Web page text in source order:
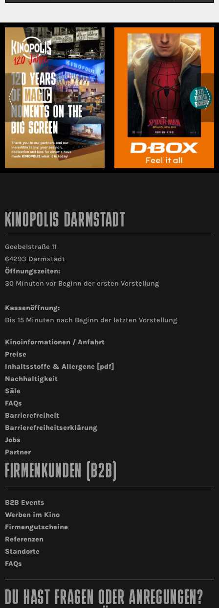
KINOPOLIS DARMSTADT
Goebelstraße 11
64293 Darmstadt
Öffnungszeiten:
30 Minuten vor Beginn der ersten Vorstellung
Kassenöffnung:
Bis 15 Minuten nach Beginn der letzten Vorstellung
Kinoinformationen / Anfahrt
Preise
Inhaltsstoffe & Allergene [pdf]
Nachhaltigkeit
Säle
FAQs
Barrierefreiheit
Barrierefreiheitserklärung
Jobs
Partner
FIRMENKUNDEN (B2B)
B2B Events
Werben im Kino
Firmengutscheine
Referenzen
Standorte
FAQs
DU HAST FRAGEN ODER ANREGUNGEN?